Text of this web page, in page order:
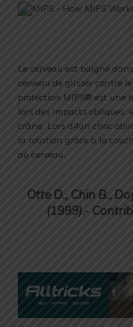
Le cerveau est baigné
cerveau de glisser contre
protection MIPS® est une
lors des impacts
crâne. Lors d4un choc
la rotation grâce à la
au cerveau.
Otte D., Chin B.,
(1999).-